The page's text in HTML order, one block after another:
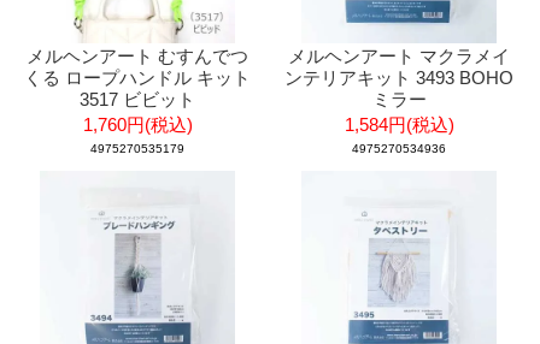
メルヘンアート むすんでつ
くる ロープハンドル キット
3517 ビビット
1,760円(税込)
4975270535179
メルヘンアート マクラメイ
ンテリアキット 3493 BOHO
ミラー
1,584円(税込)
4975270534936